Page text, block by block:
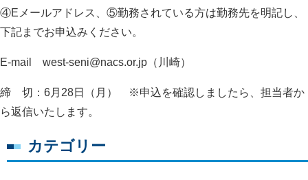
④Eメールアドレス、⑤勤務されている方は勤務先を明記し、
下記までお申込みください。
E-mail west-seni@nacs.or.jp（川崎）
締 切：6月28日（月） ※申込を確認しましたら、担当者か
ら返信いたします。
カテゴリー